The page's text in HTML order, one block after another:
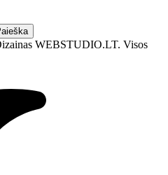
WEBSTUDIO.LT. Visos